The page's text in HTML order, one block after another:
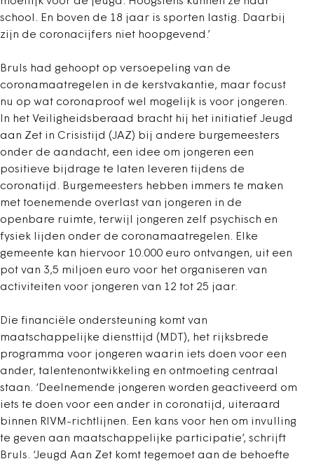
school. En boven de 18 jaar is sporten lastig. Daarbij
zijn de coronacijfers niet hoopgevend.’
Bruls had gehoopt op versoepeling van de
coronamaatregelen in de kerstvakantie, maar focust
nu op wat coronaproof wel mogelijk is voor jongeren.
In het Veiligheidsberaad bracht hij het initiatief Jeugd
aan Zet in Crisistijd (JAZ) bij andere burgemeesters
onder de aandacht, een idee om jongeren een
positieve bijdrage te laten leveren tijdens de
coronatijd. Burgemeesters hebben immers te maken
met toenemende overlast van jongeren in de
openbare ruimte, terwijl jongeren zelf psychisch en
fysiek lijden onder de coronamaatregelen. Elke
gemeente kan hiervoor 10.000 euro ontvangen, uit een
pot van 3,5 miljoen euro voor het organiseren van
activiteiten voor jongeren van 12 tot 25 jaar.
Die financiële ondersteuning komt van
maatschappelijke diensttijd (MDT), het rijksbrede
programma voor jongeren waarin iets doen voor een
ander, talentenontwikkeling en ontmoeting centraal
staan. ‘Deelnemende jongeren worden geactiveerd om
iets te doen voor een ander in coronatijd, uiteraard
binnen RIVM-richtlijnen. Een kans voor hen om invulling
te geven aan maatschappelijke participatie’, schrijft
Bruls. ‘Jeugd Aan Zet komt tegemoet aan de behoefte